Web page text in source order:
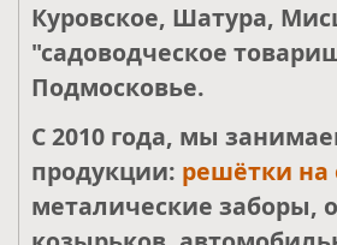
Куровское, Шатура,
"садоводческое
Подмосковье.
С 2010 года, мы
продукции: решётки на
металические заборы,